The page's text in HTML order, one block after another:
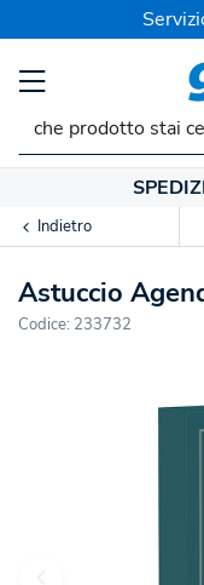
Indietro
Astuccio
Codice: 233732